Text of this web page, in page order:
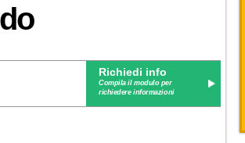
Richiedi info
Compila il modulo per
richiedere informazioni